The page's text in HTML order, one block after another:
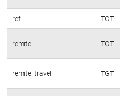
ref TGT
remite TGT
remite_travel TGT